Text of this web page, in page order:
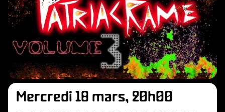
Mercredi 18 mars, 20h00